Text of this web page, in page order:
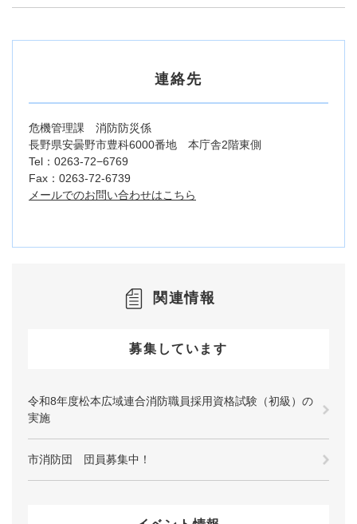
連絡先
危機管理課 消防防災係
長野県安曇野市豊科6000番地 本庁舎2階東側
Tel：0263-72−6769
Fax：0263-72-6739
メールでのお問い合わせはこちら
関連情報
募集しています
令和8年度松本広域連合消防職員採用資格試験（初級）の
実施
市消防団 団員募集中！